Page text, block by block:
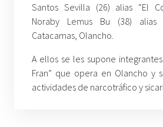
Santos Sevilla (26) alias “El
Noraby Lemus Bu (38) alias
Catacamas, Olancho.
A ellos se les supone
Fran” que opera en Olancho y
actividades de narcotráfico y